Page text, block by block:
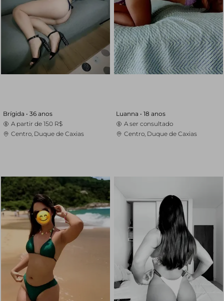
Brígida • 36 anos
A partir de 150 R$
Centro, Duque de Caxias
Luanna • 18 anos
A ser consultado
Centro, Duque de Caxias